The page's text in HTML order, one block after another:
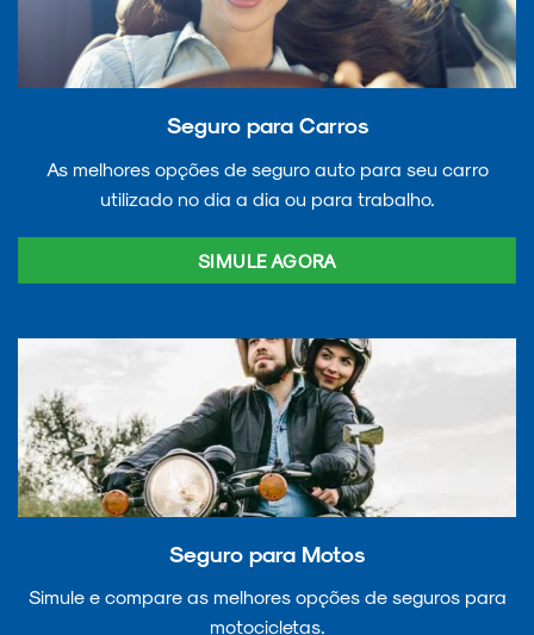
Seguro para Carros
As melhores opções de seguro auto para seu carro
utilizado no dia a dia ou para trabalho.
SIMULE AGORA
Seguro para Motos
Simule e compare as melhores opções de seguros para
motocicletas.